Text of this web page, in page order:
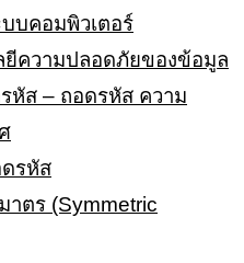
บคอมพิวเตอร์
ยีความปลอดภัยของข้อมูล
หัส – ถอดรหัส ความ
ดรหัส
าตร (Symmetric